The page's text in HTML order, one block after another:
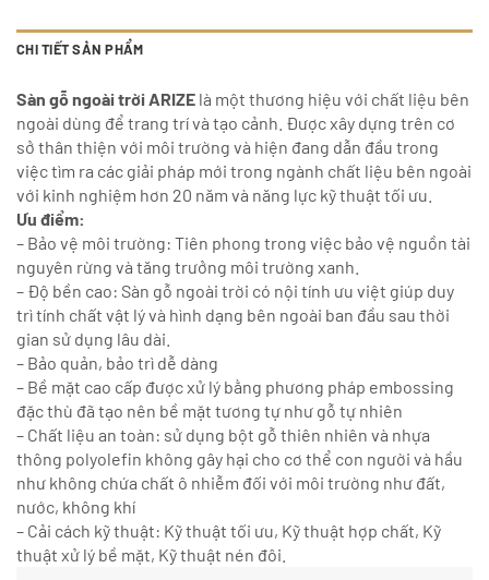
CHI TIẾT SẢN PHẨM
Sàn gỗ ngoài trời ARIZE là một thương hiệu với chất liệu bên
ngoài dùng để trang trí và tạo cảnh. Được xây dựng trên cơ
sở thân thiện với môi trường và hiện đang dẫn đầu trong
việc tìm ra các giải pháp mới trong ngành chất liệu bên ngoài
với kinh nghiệm hơn 20 năm và năng lực kỹ thuật tối ưu.
Ưu điểm:
– Bảo vệ môi trường: Tiên phong trong việc bảo vệ nguồn tài
nguyên rừng và tăng trưởng môi trường xanh.
– Độ bền cao: Sàn gỗ ngoài trời có nội tính ưu việt giúp duy
trì tính chất vật lý và hình dạng bên ngoài ban đầu sau thời
gian sử dụng lâu dài.
– Bảo quản, bảo trì dễ dàng
– Bề mặt cao cấp được xử lý bằng phương pháp embossing
đặc thù đã tạo nên bề mặt tương tự như gỗ tự nhiên
– Chất liệu an toàn: sử dụng bột gỗ thiên nhiên và nhựa
thông polyolefin không gây hại cho cơ thể con người và hầu
như không chứa chất ô nhiễm đối với môi trường như đất,
nước, không khí
– Cải cách kỹ thuật: Kỹ thuật tối ưu, Kỹ thuật hợp chất, Kỹ
thuật xử lý bề mặt, Kỹ thuật nén đôi.